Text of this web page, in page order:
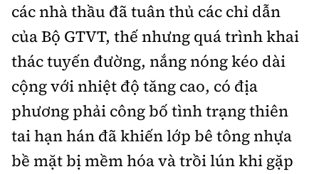
các nhà thầu đã tuân thủ các chỉ dẫn
của Bộ GTVT, thế nhưng quá trình khai
thác tuyến đường, nắng nóng kéo dài
cộng với nhiệt độ tăng cao, có địa
phương phải công bố tình trạng thiên
tai hạn hán đã khiến lớp bê tông nhựa
bề mặt bị mềm hóa và trồi lún khi gặp